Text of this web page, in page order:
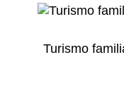
Turismo